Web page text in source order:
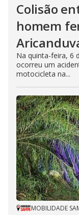
Colisão
homem
Na quinta-feira, 6
ocorreu um
motocicleta na...
MOBILIDADE